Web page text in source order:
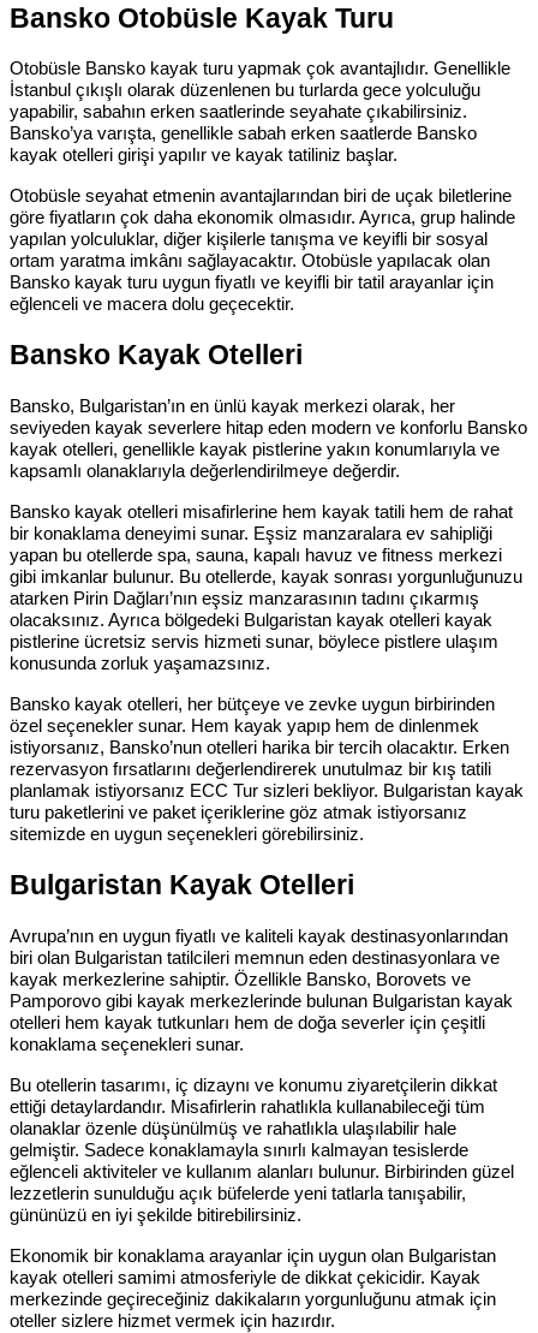
Bansko Otobüsle Kayak Turu
Otobüsle Bansko kayak turu yapmak çok avantajlıdır. Genellikle
İstanbul çıkışlı olarak düzenlenen bu turlarda gece yolculuğu
yapabilir, sabahın erken saatlerinde seyahate çıkabilirsiniz.
Bansko’ya varışta, genellikle sabah erken saatlerde Bansko
kayak otelleri girişi yapılır ve kayak tatiliniz başlar.
Otobüsle seyahat etmenin avantajlarından biri de uçak biletlerine
göre fiyatların çok daha ekonomik olmasıdır. Ayrıca, grup halinde
yapılan yolculuklar, diğer kişilerle tanışma ve keyifli bir sosyal
ortam yaratma imkânı sağlayacaktır. Otobüsle yapılacak olan
Bansko kayak turu uygun fiyatlı ve keyifli bir tatil arayanlar için
eğlenceli ve macera dolu geçecektir.
Bansko Kayak Otelleri
Bansko, Bulgaristan’ın en ünlü kayak merkezi olarak, her
seviyeden kayak severlere hitap eden modern ve konforlu Bansko
kayak otelleri, genellikle kayak pistlerine yakın konumlarıyla ve
kapsamlı olanaklarıyla değerlendirilmeye değerdir.
Bansko kayak otelleri misafirlerine hem kayak tatili hem de rahat
bir konaklama deneyimi sunar. Eşsiz manzaralara ev sahipliği
yapan bu otellerde spa, sauna, kapalı havuz ve fitness merkezi
gibi imkanlar bulunur. Bu otellerde, kayak sonrası yorgunluğunuzu
atarken Pirin Dağları’nın eşsiz manzarasının tadını çıkarmış
olacaksınız. Ayrıca bölgedeki Bulgaristan kayak otelleri kayak
pistlerine ücretsiz servis hizmeti sunar, böylece pistlere ulaşım
konusunda zorluk yaşamazsınız.
Bansko kayak otelleri, her bütçeye ve zevke uygun birbirinden
özel seçenekler sunar. Hem kayak yapıp hem de dinlenmek
istiyorsanız, Bansko’nun otelleri harika bir tercih olacaktır. Erken
rezervasyon fırsatlarını değerlendirerek unutulmaz bir kış tatili
planlamak istiyorsanız ECC Tur sizleri bekliyor. Bulgaristan kayak
turu paketlerini ve paket içeriklerine göz atmak istiyorsanız
sitemizde en uygun seçenekleri görebilirsiniz.
Bulgaristan Kayak Otelleri
Avrupa’nın en uygun fiyatlı ve kaliteli kayak destinasyonlarından
biri olan Bulgaristan tatilcileri memnun eden destinasyonlara ve
kayak merkezlerine sahiptir. Özellikle Bansko, Borovets ve
Pamporovo gibi kayak merkezlerinde bulunan Bulgaristan kayak
otelleri hem kayak tutkunları hem de doğa severler için çeşitli
konaklama seçenekleri sunar.
Bu otellerin tasarımı, iç dizaynı ve konumu ziyaretçilerin dikkat
ettiği detaylardandır. Misafirlerin rahatlıkla kullanabileceği tüm
olanaklar özenle düşünülmüş ve rahatlıkla ulaşılabilir hale
gelmiştir. Sadece konaklamayla sınırlı kalmayan tesislerde
eğlenceli aktiviteler ve kullanım alanları bulunur. Birbirinden güzel
lezzetlerin sunulduğu açık büfelerde yeni tatlarla tanışabilir,
gününüzü en iyi şekilde bitirebilirsiniz.
Ekonomik bir konaklama arayanlar için uygun olan Bulgaristan
kayak otelleri samimi atmosferiyle de dikkat çekicidir. Kayak
merkezinde geçireceğiniz dakikaların yorgunluğunu atmak için
oteller sizlere hizmet vermek için hazırdır.